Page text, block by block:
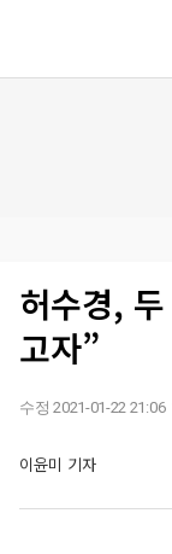
허수경,
고자”
수정 2021-01-22 21:06
이윤미 기자